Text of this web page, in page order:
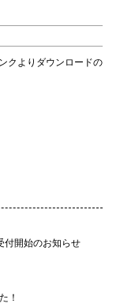
クよりダウンロードの
付開始のお知らせ
！